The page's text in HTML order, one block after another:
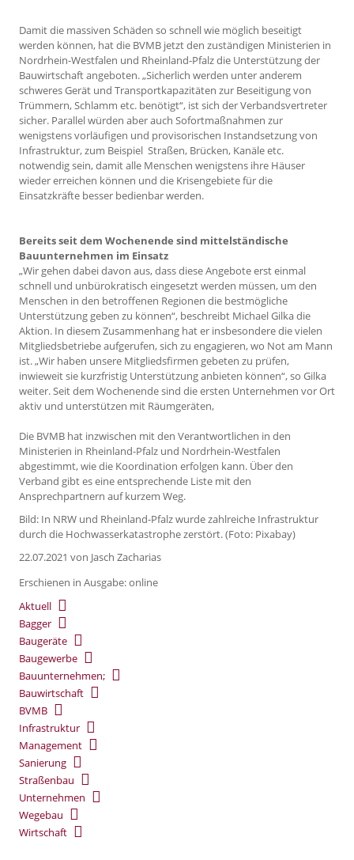
Damit die massiven Schäden so schnell wie möglich beseitigt
werden können, hat die BVMB jetzt den zuständigen Ministerien in
Nordrhein-Westfalen und Rheinland-Pfalz die Unterstützung der
Bauwirtschaft angeboten. „Sicherlich werden unter anderem
schweres Gerät und Transportkapazitäten zur Beseitigung von
Trümmern, Schlamm etc. benötigt“, ist sich der Verbandsvertreter
sicher. Parallel würden aber auch Sofortmaßnahmen zur
wenigstens vorläufigen und provisorischen Instandsetzung von
Infrastruktur, zum Beispiel Straßen, Brücken, Kanäle etc.
notwendig sein, damit alle Menschen wenigstens ihre Häuser
wieder erreichen können und die Krisengebiete für die
Einsatzkräfte besser bedienbar werden.
Bereits seit dem Wochenende sind mittelständische
Bauunternehmen im Einsatz
„Wir gehen dabei davon aus, dass diese Angebote erst einmal
schnell und unbürokratisch eingesetzt werden müssen, um den
Menschen in den betroffenen Regionen die bestmögliche
Unterstützung geben zu können“, beschreibt Michael Gilka die
Aktion. In diesem Zusammenhang hat er insbesondere die vielen
Mitgliedsbetriebe aufgerufen, sich zu engagieren, wo Not am Mann
ist. „Wir haben unsere Mitgliedsfirmen gebeten zu prüfen,
inwieweit sie kurzfristig Unterstützung anbieten können“, so Gilka
weiter. Seit dem Wochenende sind die ersten Unternehmen vor Ort
aktiv und unterstützen mit Räumgeräten,
Die BVMB hat inzwischen mit den Verantwortlichen in den
Ministerien in Rheinland-Pfalz und Nordrhein-Westfalen
abgestimmt, wie die Koordination erfolgen kann. Über den
Verband gibt es eine entsprechende Liste mit den
Ansprechpartnern auf kurzem Weg.
Bild: In NRW und Rheinland-Pfalz wurde zahlreiche Infrastruktur
durch die Hochwasserkatastrophe zerstört. (Foto: Pixabay)
22.07.2021 von Jasch Zacharias
Erschienen in Ausgabe: online
Aktuell
Bagger
Baugeräte
Baugewerbe
Bauunternehmen;
Bauwirtschaft
BVMB
Infrastruktur
Management
Sanierung
Straßenbau
Unternehmen
Wegebau
Wirtschaft